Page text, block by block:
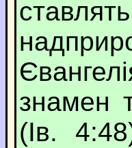
знамен
(Ів.